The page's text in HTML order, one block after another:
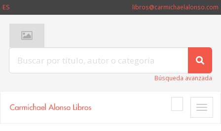
ES libros@carmichaelalonso.com
Búsqueda avanzada
Toggle